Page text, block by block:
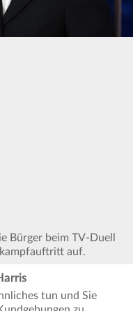
Bürger beim TV-Duell
auf.
tun und Sie